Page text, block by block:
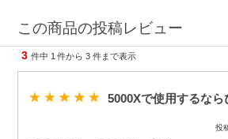
この商品の投稿レビュー
3 件中 1 件から 3 件まで表示
5000Xで使用するな
投